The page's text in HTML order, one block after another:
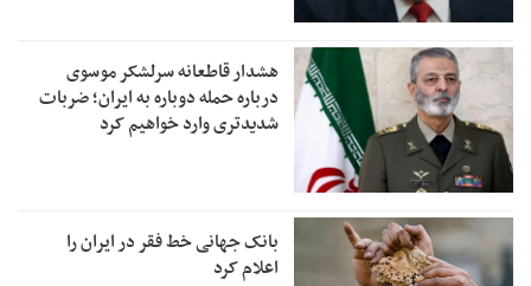
هشدار قاطعانه سرلشکر موسوی
درباره حمله دوباره به ایران؛ ضربات
شدیدتری وارد خواهیم کرد
بانک جهانی خط فقر در ایران را
اعلام کرد